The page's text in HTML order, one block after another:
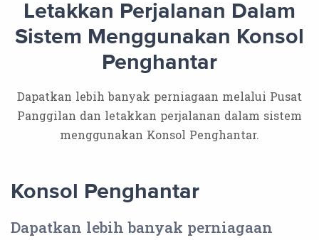
Letakkan Perjalanan Dalam
Sistem Menggunakan Konsol
Penghantar
Dapatkan lebih banyak perniagaan melalui Pusat
Panggilan dan letakkan perjalanan dalam sistem
menggunakan Konsol Penghantar.
Konsol Penghantar
Dapatkan lebih banyak perniagaan